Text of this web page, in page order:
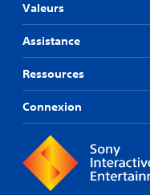
Valeurs
Assistance
Ressources
Connexion